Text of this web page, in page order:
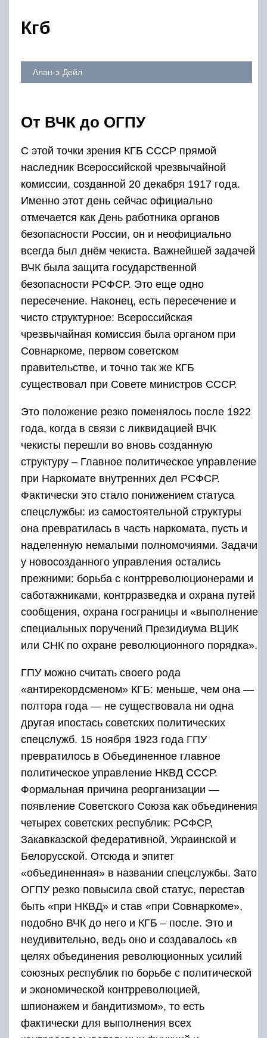
Кгб
Алан-э-Дейл
От ВЧК до ОГПУ
С этой точки зрения КГБ СССР прямой
наследник Всероссийской чрезвычайной
комиссии, созданной 20 декабря 1917 года.
Именно этот день сейчас официально
отмечается как День работника органов
безопасности России, он и неофициально
всегда был днём чекиста. Важнейшей задачей
ВЧК была защита государственной
безопасности РСФСР. Это еще одно
пересечение. Наконец, есть пересечение и
чисто структурное: Всероссийская
чрезвычайная комиссия была органом при
Совнаркоме, первом советском
правительстве, и точно так же КГБ
существовал при Совете министров СССР.
Это положение резко поменялось после 1922
года, когда в связи с ликвидацией ВЧК
чекисты перешли во вновь созданную
структуру – Главное политическое управление
при Наркомате внутренних дел РСФСР.
Фактически это стало понижением статуса
спецслужбы: из самостоятельной структуры
она превратилась в часть наркомата, пусть и
наделенную немалыми полномочиями. Задачи
у новосозданного управления остались
прежними: борьба с контрреволюционерами и
саботажниками, контрразведка и охрана путей
сообщения, охрана госграницы и «выполнение
специальных поручений Президиума ВЦИК
или СНК по охране революционного порядка».
ГПУ можно считать своего рода
«антирекордсменом» КГБ: меньше, чем она —
полтора года — не существовала ни одна
другая ипостась советских политических
спецслужб. 15 ноября 1923 года ГПУ
превратилось в Объединенное главное
политическое управление НКВД СССР.
Формальная причина реорганизации —
появление Советского Союза как объединения
четырех советских республик: РСФСР,
Закавказской федеративной, Украинской и
Белорусской. Отсюда и эпитет
«объединенная» в названии спецслужбы. Зато
ОГПУ резко повысила свой статус, перестав
быть «при НКВД» и став «при Совнаркоме»,
подобно ВЧК до него и КГБ – после. Это и
неудивительно, ведь оно и создавалось «в
целях объединения революционных усилий
союзных республик по борьбе с политической
и экономической контрреволюцией,
шпионажем и бандитизмом», то есть
фактически для выполнения всех